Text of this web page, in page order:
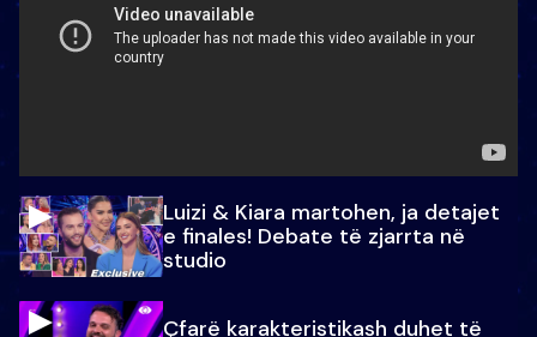
Luizi & Kiara martohen, ja detajet
e finales! Debate të zjarrta në
studio
Çfarë karakteristikash duhet të